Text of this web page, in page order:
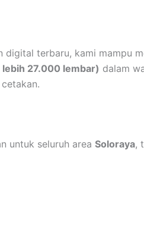
digital terbaru, kami mampu
27.000 lembar) dalam
untuk seluruh area Soloraya,